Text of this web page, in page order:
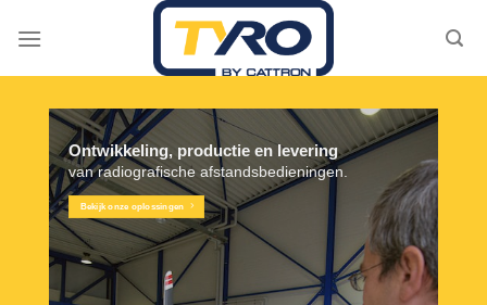
Ontwikkeling, productie en levering
van radiografische afstandsbedieningen.
Bekijk onze oplossingen